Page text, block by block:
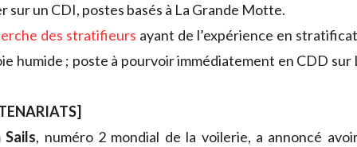
sur un CDI, postes basés à La Grande Motte.
des stratifieurs ayant de l’expérience en
humide ; poste à pourvoir immédiatement en CDD
, numéro 2 mondial de la voilerie, a annoncé